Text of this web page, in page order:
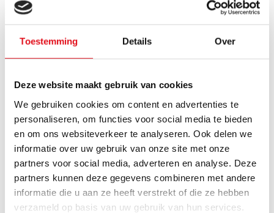
Toestemming Details Over
Deze website maakt gebruik van cookies
We gebruiken cookies om content en advertenties te
personaliseren, om functies voor social media te bieden
en om ons websiteverkeer te analyseren. Ook delen we
informatie over uw gebruik van onze site met onze
partners voor social media, adverteren en analyse. Deze
partners kunnen deze gegevens combineren met andere
informatie die u aan ze heeft verstrekt of die ze hebben
verzameld op basis van uw gebruik van hun services.
Puis-je connecter ma tête
thermostatique intelligente aux
radiateurs à panneaux de
Radiator‑Outlet ?
nécessaire pour ma pièce ?
Quel est le délai de livraison d'un
radiateur à panneaux et quand le
recevrai-je si je passe une commande ?
J'ai une installation de pompe à chaleur
(hybride), puis-je utiliser tous les
radiateurs du site ?